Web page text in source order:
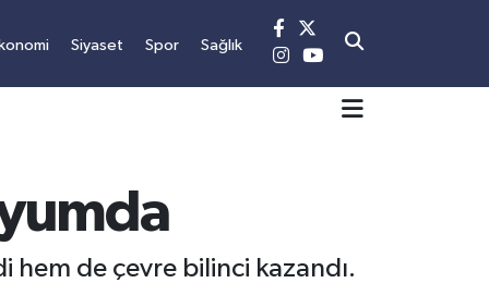
Siyaset Spor Sağlık
de çevre bilinci kazandı.